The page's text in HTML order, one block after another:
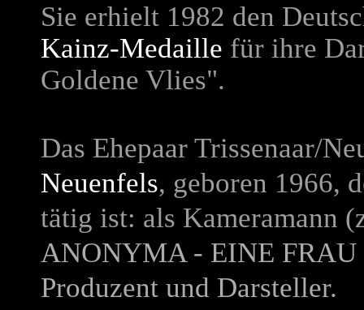
Sie erhielt 1982 den
Kainz-Medaille für ihre
Goldene Vlies".
Das Ehepaar Trissenaar/
Neuenfels, geboren 1966,
tätig ist: als Kameramann
ANONYMA - EINE
Produzent und Darsteller.